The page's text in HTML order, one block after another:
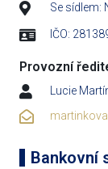
Se sídlem:
IČO:
Provozní
Lucie
Bankovní